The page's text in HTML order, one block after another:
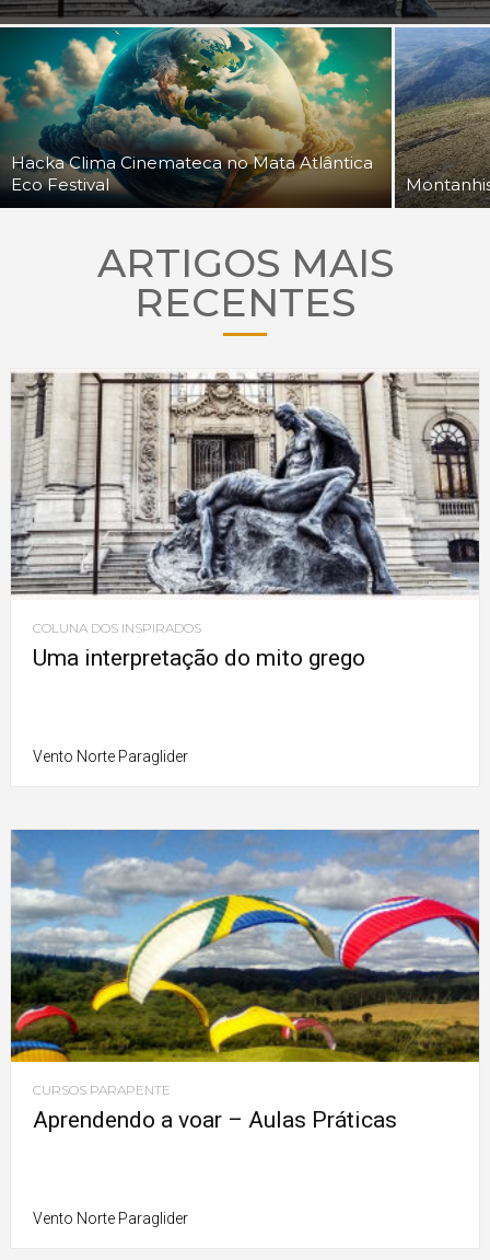
Hacka Clima Cinemateca no Mata Atlântica
Eco Festival
ARTIGOS MAIS
RECENTES
COLUNA DOS INSPIRADOS
Uma interpretação do mito grego
Vento Norte Paraglider
CURSOS PARAPENTE
Aprendendo a voar – Aulas Práticas
Vento Norte Paraglider